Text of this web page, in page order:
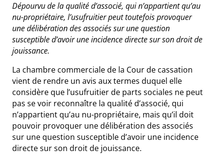
Dépourvu de la qualité d’associé, qui n’appartient qu’au
nu-propriétaire, l’usufruitier peut toutefois provoquer
une délibération des associés sur une question
susceptible d’avoir une incidence directe sur son droit de
jouissance.
La chambre commerciale de la Cour de cassation
vient de rendre un avis aux termes duquel elle
considère que l’usufruitier de parts sociales ne peut
pas se voir reconnaître la qualité d’associé, qui
n’appartient qu’au nu-propriétaire, mais qu’il doit
pouvoir provoquer une délibération des associés
sur une question susceptible d’avoir une incidence
directe sur son droit de jouissance.